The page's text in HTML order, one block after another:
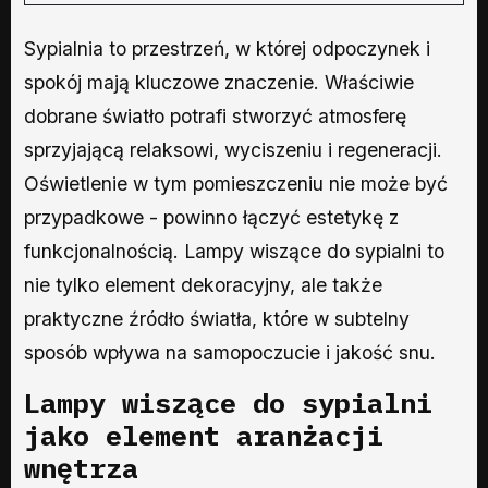
Sypialnia to przestrzeń, w której odpoczynek i
spokój mają kluczowe znaczenie. Właściwie
dobrane światło potrafi stworzyć atmosferę
sprzyjającą relaksowi, wyciszeniu i regeneracji.
Oświetlenie w tym pomieszczeniu nie może być
przypadkowe - powinno łączyć estetykę z
funkcjonalnością. Lampy wiszące do sypialni to
nie tylko element dekoracyjny, ale także
praktyczne źródło światła, które w subtelny
sposób wpływa na samopoczucie i jakość snu.
Lampy wiszące do sypialni
jako element aranżacji
wnętrza